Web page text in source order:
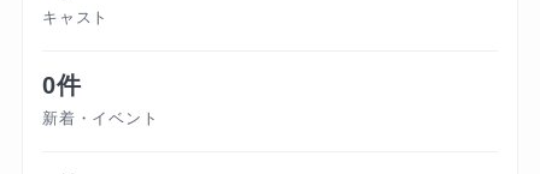
キャスト
0件
新着・イベント